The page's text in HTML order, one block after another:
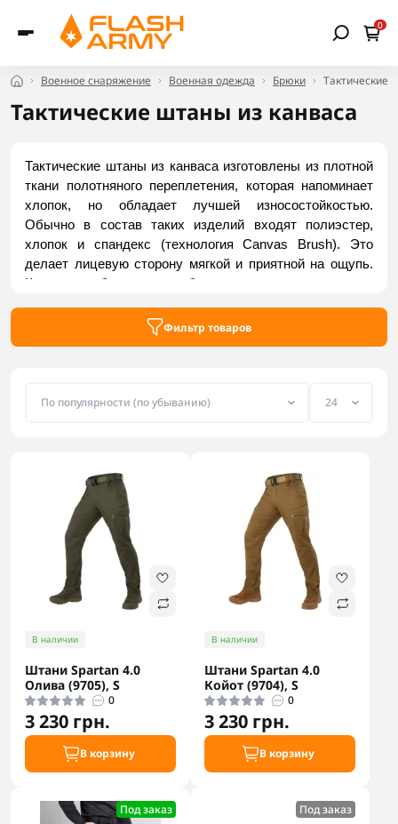
0
Военное снаряжение Военная одежда Брюки Тактические
Тактические штаны из канваса
Тактические штаны из канваса изготовлены из плотной
ткани полотняного переплетения, которая напоминает
хлопок, но обладает лучшей износостойкостью.
Обычно в состав таких изделий входят полиэстер,
хлопок и спандекс (технология Canvas Brush). Это
делает лицевую сторону мягкой и приятной на ощупь.
Кроме того, благодаря особому плотному переплетению
Купить тактические брюки из канваса вы можете в
Фильтр товаров
В наличии
Штани Spartan 4.0
Олива (9705), S
0
3 230 грн.
В корзину
В наличии
Штани Spartan 4.0
Койот (9704), S
0
3 230 грн.
В корзину
Под заказ Под заказ